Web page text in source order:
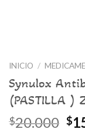
INICIO /
Synulox
(PASTILLA )
$20.000 El
$